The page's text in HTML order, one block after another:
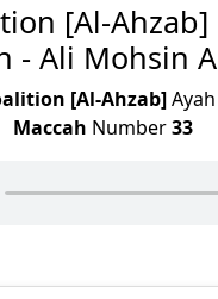
[Al-Ahzab]
- Ali Mohsin
[Al-Ahzab]Ayah
Maccah Number33